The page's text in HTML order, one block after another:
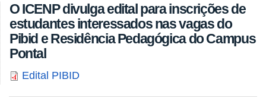
O ICENP divulga edital para inscrições de
estudantes interessados nas vagas do
Pibid e Residência Pedagógica do Campus
Pontal
Edital PIBID